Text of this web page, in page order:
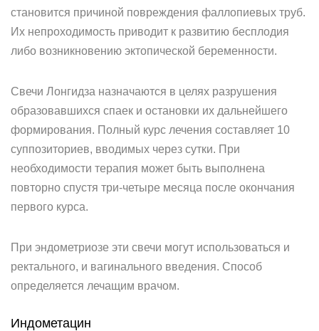
становится причиной повреждения фаллопиевых труб.
Их непроходимость приводит к развитию бесплодия
либо возникновению эктопической беременности.
Свечи Лонгидза назначаются в целях разрушения
образовавшихся спаек и остановки их дальнейшего
формирования. Полный курс лечения составляет 10
суппозиториев, вводимых через сутки. При
необходимости терапия может быть выполнена
повторно спустя три-четыре месяца после окончания
первого курса.
При эндометриозе эти свечи могут использоваться и
ректального, и вагинального введения. Способ
определяется лечащим врачом.
Индометацин